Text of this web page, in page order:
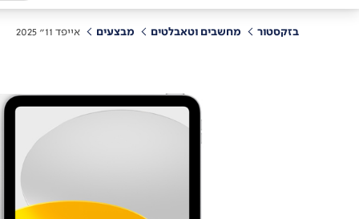
בזקסטור מחשבים וטאבלטים מבצעים אייפד 11" 2025